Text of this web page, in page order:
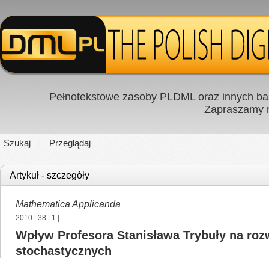
Pełnotekstowe zasoby PLDML oraz innych
Zapraszamy
Szukaj Przeglądaj
Artykuł - szczegóły
Mathematica Applicanda
2010 38 1
Wpływ Profesora Stanisława Trybuły na
stochastycznych